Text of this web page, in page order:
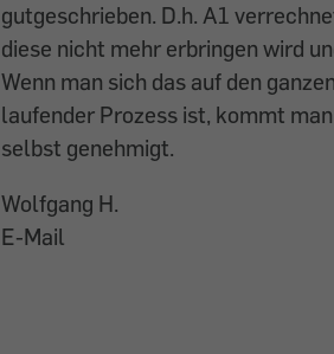
gutgeschrieben. D.h. A1
diese nicht mehr erbringen wird
Wenn man sich das auf den
laufender Prozess ist, kommt
selbst genehmigt.
Wolfgang H.
E-Mail